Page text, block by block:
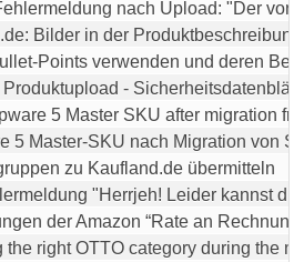
nach Upload: "Der von
Bilder in der Produktbeschreibung
Points verwenden und deren
-
5 Master SKU after migration
5 Master-SKU nach Migration von
zu Kaufland.de übermitteln
"Herrjeh! Leider kannst du
der Amazon “Rate an
the right OTTO category during the